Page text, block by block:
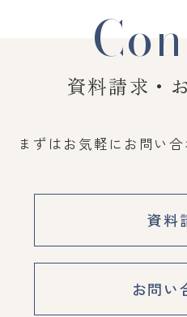
資料請求・
まずはお気軽にお問い合
資料
お問い